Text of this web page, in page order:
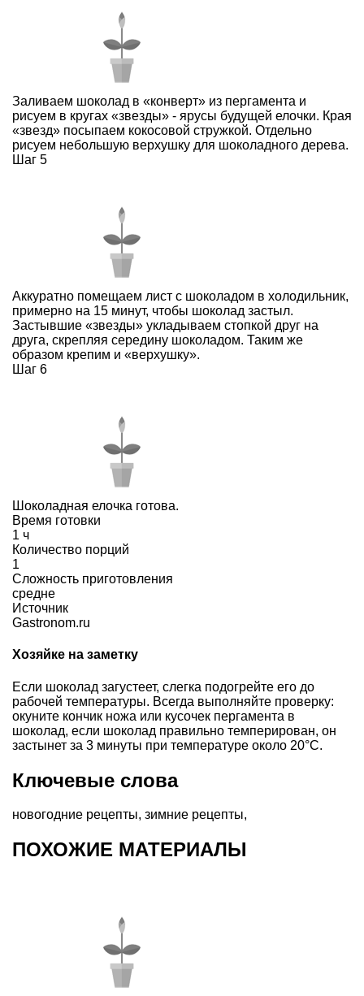
Заливаем шоколад в «конверт» из пергамента и
рисуем в кругах «звезды» - ярусы будущей елочки. Края
«звезд» посыпаем кокосовой стружкой. Отдельно
рисуем небольшую верхушку для шоколадного дерева.
Шаг 5
Аккуратно помещаем лист с шоколадом в холодильник,
примерно на 15 минут, чтобы шоколад застыл.
Застывшие «звезды» укладываем стопкой друг на
друга, скрепляя середину шоколадом. Таким же
образом крепим и «верхушку».
Шаг 6
Шоколадная елочка готова.
Время готовки
1 ч
Количество порций
1
Сложность приготовления
средне
Источник
Gastronom.ru
Хозяйке на заметку
Если шоколад загустеет, слегка подогрейте его до
рабочей температуры. Всегда выполняйте проверку:
окуните кончик ножа или кусочек пергамента в
шоколад, если шоколад правильно темперирован, он
застынет за 3 минуты при температуре около 20°C.
Ключевые слова
новогодние рецепты, зимние рецепты,
ПОХОЖИЕ МАТЕРИАЛЫ